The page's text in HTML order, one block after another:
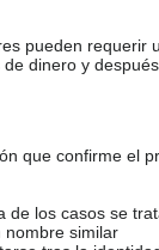
pueden
dinero y
que confirme el
los casos se
nombre similar